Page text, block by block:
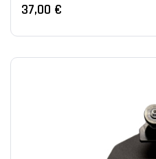
37,00 €